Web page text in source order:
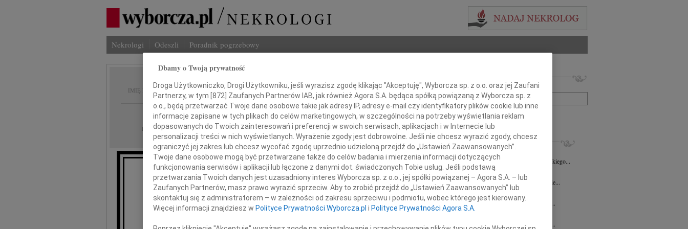
Nekrologi Odeszli Poradnik pogrzebowy
IMIĘ I NAZWISKO: Wojciech Chlebda
REGION: Opole
DATA EMISJI: 07.10.2022
Rada Języka Polskiego przy Prezydium PAN
z wielkim smutkiem żegna
Imię i nazwisko lub numer ogłoszenia:
+ szukanie zaawansowane
INNE NEKROLOGI
05.08.2026Opole
Pani Danucie Juszczak-Puppel wyrazy głębokiego...
23.07.2026Opole
Śmierć zawsze jest niespodziewana, nigdy nie...
Wojciech Pogorzelski
Z głębokim żalem przyjęliśmy wiadomość o...
Janusz Maksym
Z głębokim żalem przyjęliśmy wiadomość o...
Dbamy o Twoją prywatność
Droga Użytkowniczko, Drogi Użytkowniku, jeśli wyrazisz zgodę klikając "Akceptuję", Wyborcza sp. z o.o. oraz jej Zaufani
Partnerzy, w tym [872] Zaufanych Partnerów IAB, jak również Agora S.A. będąca spółką powiązaną z Wyborcza sp. z
o.o., będą przetwarzać Twoje dane osobowe takie jak adresy IP, adresy e-mail czy identyfikatory plików cookie lub inne
informacje zapisane w tych plikach do celów marketingowych, w szczególności na potrzeby wyświetlania reklam
dopasowanych do Twoich zainteresowań i preferencji w swoich serwisach, aplikacjach i w Internecie lub
personalizacji treści w nich wyświetlanych. Wyrażenie zgody jest dobrowolne. Jeśli nie chcesz wyrazić zgody, chcesz
ograniczyć jej zakres lub chcesz wycofać zgodę uprzednio udzieloną przejdź do „Ustawień Zaawansowanych”.
Twoje dane osobowe mogą być przetwarzane także do celów badania i mierzenia informacji dotyczących
funkcjonowania serwisów i aplikacji lub łączone z danymi dot. świadczonych Tobie usług. Jeśli podstawą
przetwarzania Twoich danych jest uzasadniony interes Wyborcza sp. z o.o., jej spółki powiązanej – Agora S.A. – lub
Zaufanych Partnerów, masz prawo wyrazić sprzeciw. Aby to zrobić przejdź do „Ustawień Zaawansowanych” lub
skontaktuj się z administratorem – w zależności od zakresu sprzeciwu i podmiotu, wobec którego jest kierowany.
Więcej informacji znajdziesz w Polityce Prywatności Wyborcza.pl i Polityce Prywatności Agora S.A.